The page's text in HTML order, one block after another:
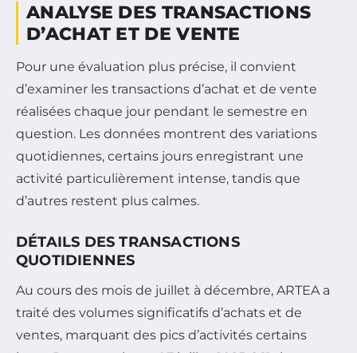
ANALYSE DES TRANSACTIONS
D’ACHAT ET DE VENTE
Pour une évaluation plus précise, il convient
d’examiner les transactions d’achat et de vente
réalisées chaque jour pendant le semestre en
question. Les données montrent des variations
quotidiennes, certains jours enregistrant une
activité particulièrement intense, tandis que
d’autres restent plus calmes.
DÉTAILS DES TRANSACTIONS
QUOTIDIENNES
Au cours des mois de juillet à décembre, ARTEA a
traité des volumes significatifs d’achats et de
ventes, marquant des pics d’activités certains